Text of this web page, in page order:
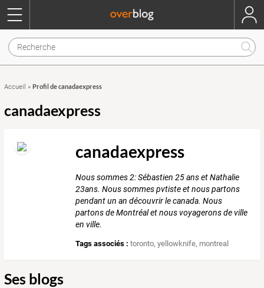
Accueil » Profil de canadaexpress
canadaexpress
canadaexpress
Nous sommes 2: Sébastien 25 ans et Nathalie
23ans. Nous sommes pvtiste et nous partons
pendant un an découvrir le canada. Nous
partons de Montréal et nous voyagerons de ville
en ville.
Tags associés : toronto,yellowknife, montreal
Ses blogs